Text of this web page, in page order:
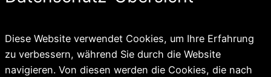
Diese Website verwendet Cookies, um Ihre Erfahrung
zu verbessern, während Sie durch die Website
navigieren. Von diesen werden die Cookies, die nach